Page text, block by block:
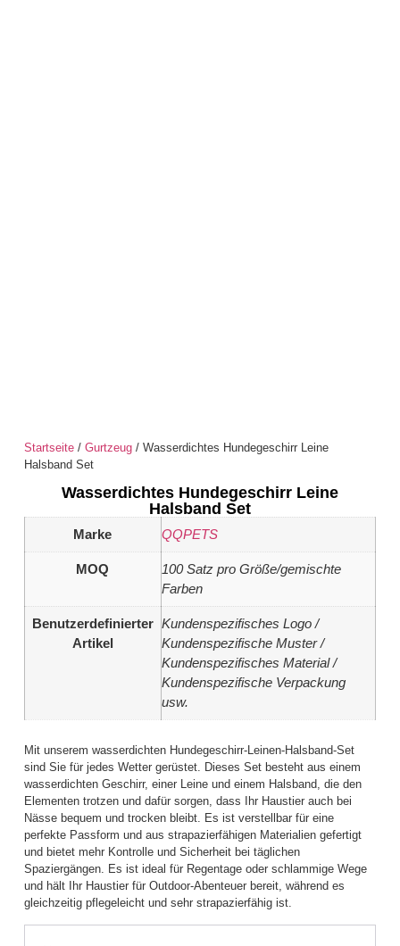
Startseite/ Gurtzeug/ Wasserdichtes Hundegeschirr Leine
Halsband Set
Wasserdichtes Hundegeschirr Leine
Halsband Set
Marke QQPETS
MOQ
100 Satz pro Größe/gemischte
Farben
Benutzerdefinierter
Artikel
Kundenspezifisches Logo /
Kundenspezifische Muster /
Kundenspezifisches Material /
Kundenspezifische Verpackung
usw.
Mit unserem wasserdichten Hundegeschirr-Leinen-Halsband-Set
sind Sie für jedes Wetter gerüstet. Dieses Set besteht aus einem
wasserdichten Geschirr, einer Leine und einem Halsband, die den
Elementen trotzen und dafür sorgen, dass Ihr Haustier auch bei
Nässe bequem und trocken bleibt. Es ist verstellbar für eine
perfekte Passform und aus strapazierfähigen Materialien gefertigt
und bietet mehr Kontrolle und Sicherheit bei täglichen
Spaziergängen. Es ist ideal für Regentage oder schlammige Wege
und hält Ihr Haustier für Outdoor-Abenteuer bereit, während es
gleichzeitig pflegeleicht und sehr strapazierfähig ist.